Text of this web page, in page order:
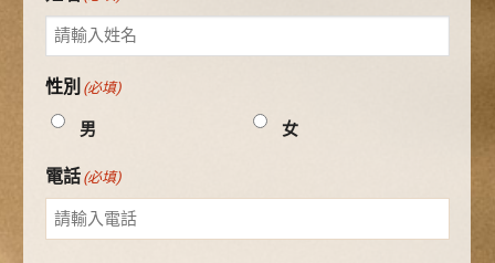
性別 (必填)
男 女
電話 (必填)